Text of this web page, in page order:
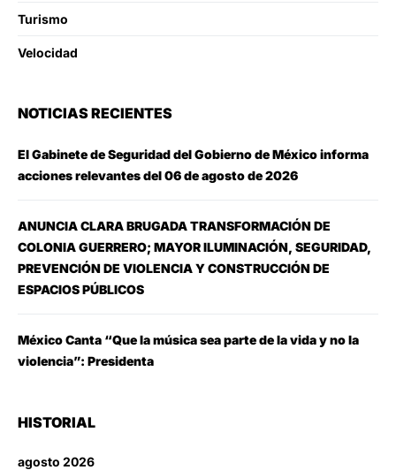
Turismo
Velocidad
NOTICIAS RECIENTES
El Gabinete de Seguridad del Gobierno de México informa
acciones relevantes del 06 de agosto de 2026
ANUNCIA CLARA BRUGADA TRANSFORMACIÓN DE
COLONIA GUERRERO; MAYOR ILUMINACIÓN, SEGURIDAD,
PREVENCIÓN DE VIOLENCIA Y CONSTRUCCIÓN DE
ESPACIOS PÚBLICOS
México Canta “Que la música sea parte de la vida y no la
violencia”: Presidenta
HISTORIAL
agosto 2026